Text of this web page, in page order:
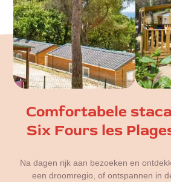
Comfortabele
Six Fours les
Na dagen rijk aan bezoeken en
een droomregio, of ontspannen in